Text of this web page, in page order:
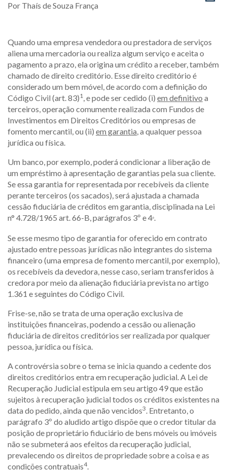
Por Thaís de Souza França
Quando uma empresa vendedora ou prestadora de serviços
aliena uma mercadoria ou realiza algum serviço e aceita o
pagamento a prazo, ela origina um crédito a receber, também
chamado de direito creditório. Esse direito creditório é
considerado um bem móvel, de acordo com a definição do
Código Civil (art. 83)1, e pode ser cedido (i) em definitivo a
terceiros, operação comumente realizada com Fundos de
Investimentos em Direitos Creditórios ou empresas de
fomento mercantil, ou (ii) em garantia, a qualquer pessoa
jurídica ou física.
Um banco, por exemplo, poderá condicionar a liberação de
um empréstimo à apresentação de garantias pela sua cliente.
Se essa garantia for representada por recebíveis da cliente
perante terceiros (os sacados), será ajustada a chamada
cessão fiduciária de créditos em garantia, disciplinada na Lei
n° 4.728/1965 art. 66-B, parágrafos 3º e 4º.
Se esse mesmo tipo de garantia for oferecido em contrato
ajustado entre pessoas jurídicas não integrantes do sistema
financeiro (uma empresa de fomento mercantil, por exemplo),
os recebíveis da devedora, nesse caso, seriam transferidos à
credora por meio da alienação fiduciária prevista no artigo
1.361 e seguintes do Código Civil.
Frise-se, não se trata de uma operação exclusiva de
instituições financeiras, podendo a cessão ou alienação
fiduciária de direitos creditórios ser realizada por qualquer
pessoa, jurídica ou física.
A controvérsia sobre o tema se inicia quando a cedente dos
direitos creditórios entra em recuperação judicial. A Lei de
Recuperação Judicial estipula em seu artigo 49 que estão
sujeitos à recuperação judicial todos os créditos existentes na
data do pedido, ainda que não vencidos3. Entretanto, o
parágrafo 3º do aludido artigo dispõe que o credor titular da
posição de proprietário fiduciário de bens móveis ou imóveis
não se submeterá aos efeitos da recuperação judicial,
prevalecendo os direitos de propriedade sobre a coisa e as
condições contratuais4.